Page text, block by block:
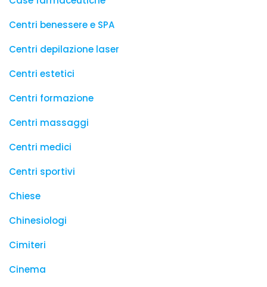
Centri benessere e SPA
Centri depilazione laser
Centri estetici
Centri formazione
Centri massaggi
Centri medici
Centri sportivi
Chiese
Chinesiologi
Cimiteri
Cinema